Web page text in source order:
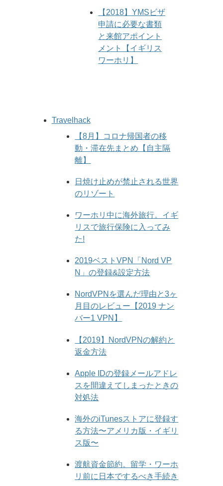
【2018】YMSビザ
申請に必要な書類
と来館アポイント
メント【イギリス
ワーホリ】
Travelhack
【8月】コロナ帰国者の移
動・滞在先まとめ【自主隔
離】
日焼け止めが禁止される世界
のリゾート
ワーホリ中に海外旅行。イギ
リスで旅行保険に入ってみ
た!
2019ベストVPN「Nord VP
N」の登録&設定方法
NordVPNを選んだ理由と3ヶ
月目のレビュー【2019 ナン
バー1 VPN】
【2019】NordVPNの解約と
返金方法
Apple IDの登録メールアドレ
スを間違えてしまったときの
対処法
海外のiTunesストアに登録す
る方法〜アメリカ版・イギリ
ス版〜
渡航資金節約。留学・ワーホ
リ前に日本でするべき手続き